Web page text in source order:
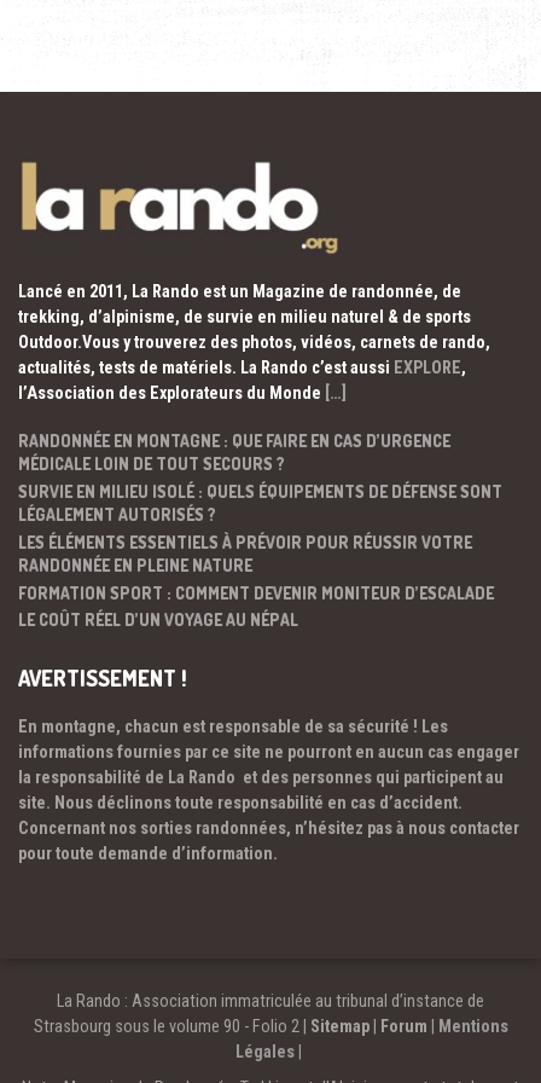
Lancé en 2011, La Rando est un Magazine de randonnée, de
trekking, d’alpinisme, de survie en milieu naturel & de sports
Outdoor.Vous y trouverez des photos, vidéos, carnets de rando,
actualités, tests de matériels. La Rando c’est aussi EXPLORE,
l’Association des Explorateurs du Monde […]
RANDONNÉE EN MONTAGNE : QUE FAIRE EN CAS D’URGENCE
MÉDICALE LOIN DE TOUT SECOURS ?
SURVIE EN MILIEU ISOLÉ : QUELS ÉQUIPEMENTS DE DÉFENSE SONT
LÉGALEMENT AUTORISÉS ?
LES ÉLÉMENTS ESSENTIELS À PRÉVOIR POUR RÉUSSIR VOTRE
RANDONNÉE EN PLEINE NATURE
FORMATION SPORT : COMMENT DEVENIR MONITEUR D’ESCALADE
LE COÛT RÉEL D’UN VOYAGE AU NÉPAL
AVERTISSEMENT !
En montagne, chacun est responsable de sa sécurité ! Les
informations fournies par ce site ne pourront en aucun cas engager
la responsabilité de La Rando et des personnes qui participent au
site. Nous déclinons toute responsabilité en cas d’accident.
Concernant nos sorties randonnées, n’hésitez pas à nous contacter
pour toute demande d’information.
La Rando : Association immatriculée au tribunal d’instance de
Strasbourg sous le volume 90 - Folio 2 | Sitemap| Forum
Mentions
Légales